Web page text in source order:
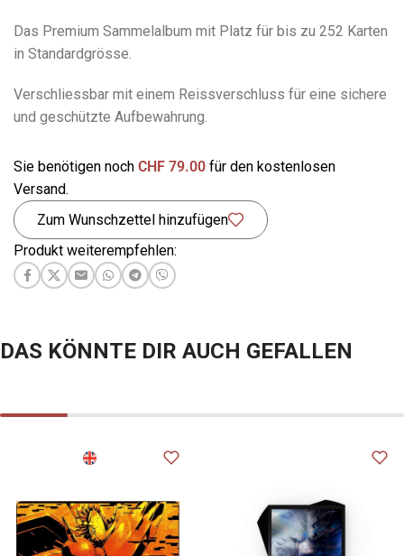
Das Premium Sammelalbum mit Platz für bis zu 252 Karten
in Standardgrösse.
Verschliessbar mit einem Reissverschluss für eine sichere
und geschützte Aufbewahrung.
Sie benötigen noch CHF 79.00 für den kostenlosen
Versand.
Zum Wunschzettel hinzufügen
Produkt weiterempfehlen:
DAS KÖNNTE DIR AUCH GEFALLEN